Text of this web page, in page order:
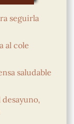
seguirla
al cole
saludable